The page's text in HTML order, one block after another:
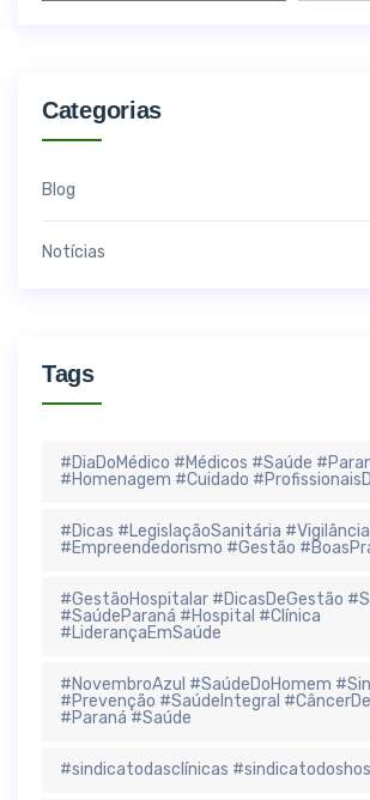
Categorias
Blog
Notícias
Tags
#DiaDoMédico #Médicos #Saúde
#Homenagem #Cuidado
#Dicas #LegislaçãoSanitária
#Empreendedorismo #Gestão
#GestãoHospitalar #DicasDeGestão
#SaúdeParaná #Hospital #Clínica
#LiderançaEmSaúde
#NovembroAzul #SaúdeDoHomem
#Prevenção #SaúdeIntegral
#Paraná #Saúde
#sindicatodasclínicas